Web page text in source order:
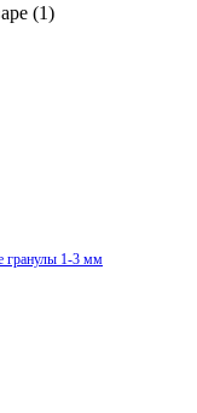
(1)
гранулы 1-3 мм